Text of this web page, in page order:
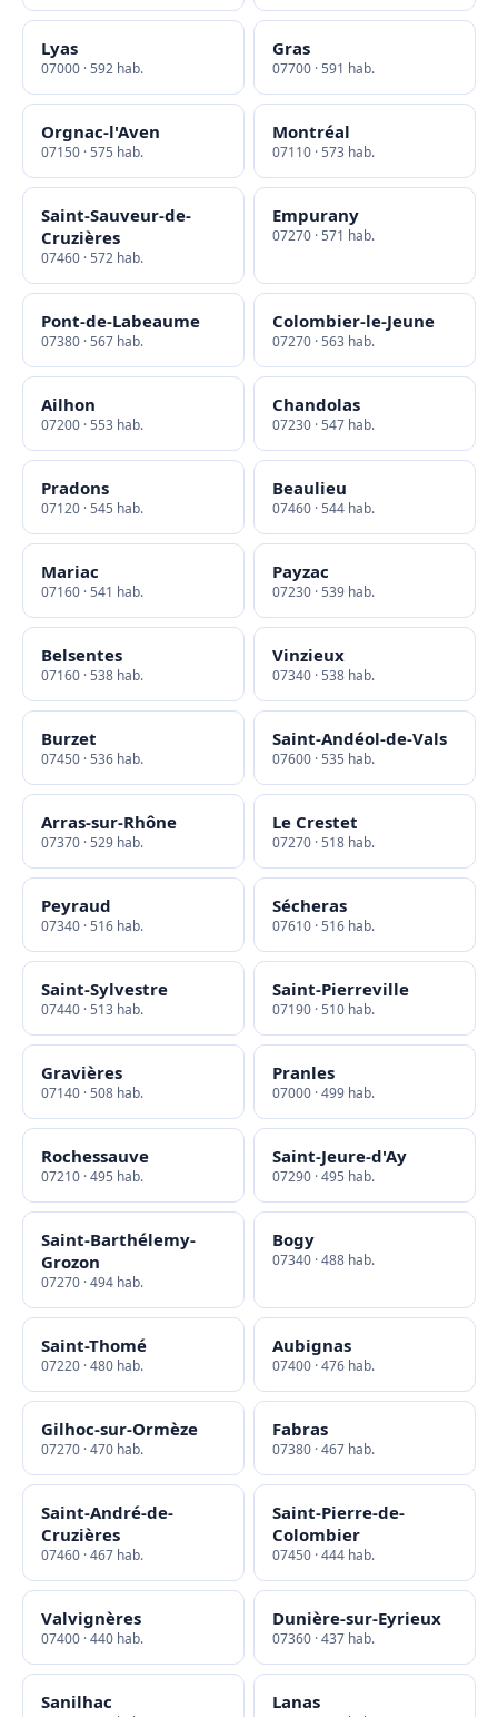
Lyas
07000 · 592 hab.
Gras
07700 · 591 hab.
Orgnac-l'Aven
07150 · 575 hab.
Montréal
07110 · 573 hab.
Saint-Sauveur-de-
Cruzières
07460 · 572 hab.
Empurany
07270 · 571 hab.
Pont-de-Labeaume
07380 · 567 hab.
Colombier-le-Jeune
07270 · 563 hab.
Ailhon
07200 · 553 hab.
Chandolas
07230 · 547 hab.
Pradons
07120 · 545 hab.
Beaulieu
07460 · 544 hab.
Mariac
07160 · 541 hab.
Payzac
07230 · 539 hab.
Belsentes
07160 · 538 hab.
Vinzieux
07340 · 538 hab.
Burzet
07450 · 536 hab.
Saint-Andéol-de-Vals
07600 · 535 hab.
Arras-sur-Rhône
07370 · 529 hab.
Le Crestet
07270 · 518 hab.
Peyraud
07340 · 516 hab.
Sécheras
07610 · 516 hab.
Saint-Sylvestre
07440 · 513 hab.
Saint-Pierreville
07190 · 510 hab.
Gravières
07140 · 508 hab.
Pranles
07000 · 499 hab.
Rochessauve
07210 · 495 hab.
Saint-Jeure-d'Ay
07290 · 495 hab.
Saint-Barthélemy-
Grozon
07270 · 494 hab.
Bogy
07340 · 488 hab.
Saint-Thomé
07220 · 480 hab.
Aubignas
07400 · 476 hab.
Gilhoc-sur-Ormèze
07270 · 470 hab.
Fabras
07380 · 467 hab.
Saint-André-de-
Cruzières
07460 · 467 hab.
Saint-Pierre-de-
Colombier
07450 · 444 hab.
Valvignères
07400 · 440 hab.
Dunière-sur-Eyrieux
07360 · 437 hab.
Sanilhac Lanas